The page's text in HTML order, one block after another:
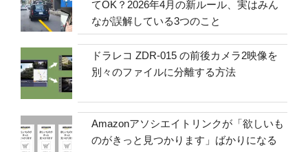
てOK？2026年4月の新ルール、実はみん
なが誤解している3つのこと
ドラレコ ZDR-015 の前後カメラ2映像を
別々のファイルに分離する方法
Amazonアソシエイトリンクが「欲しいも
のがきっと見つかります」ばかりになる